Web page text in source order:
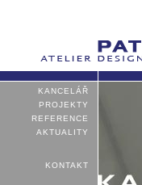
KANCELÁŘ
PROJEKTY
REFERENCE
AKTUALITY
KONTAKT